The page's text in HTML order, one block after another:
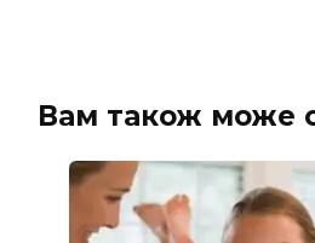
Вам також може